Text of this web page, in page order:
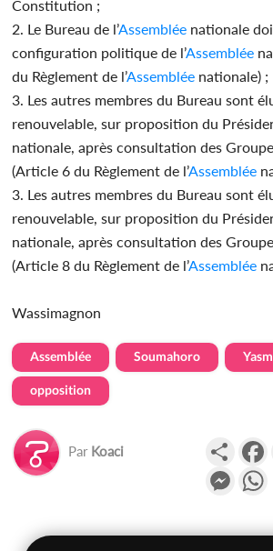
Constitution ;
2. Le Bureau de l’Assemblée nationale
configuration politique de l’Assemblée
du Règlement de l’Assemblée nationale) ;
3. Les autres membres du Bureau sont
renouvelable, sur proposition du
nationale, après consultation des
(Article 6 du Règlement de l’Assemblée
3. Les autres membres du Bureau sont
renouvelable, sur proposition du
nationale, après consultation des
(Article 8 du Règlement de l’Assemblée
Wassimagnon
Assemblée Soumahoro
opposition
Par Koaci